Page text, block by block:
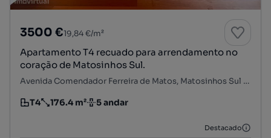
3500 €19,84 €/m²
Apartamento T4 recuado para arrendamento no
coração de Matosinhos Sul.
Avenida Comendador Ferreira de Matos, Matosinhos Sul - Marginal, Matosinhos e Leça da Palmeira, Matosinhos, Porto
Tipologia
T4
Preço por metro quadrado
176.4 m²
Andar 5 andar
Destacado